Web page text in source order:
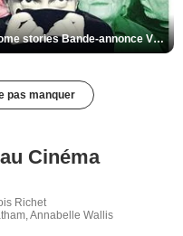
Home stories Bande-annonce VO STFR
pas manquer
Cinéma
Richet
Annabelle Wallis